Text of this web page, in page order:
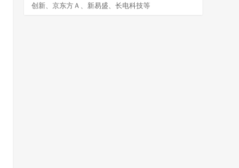
创新、京东方Ａ、新易盛、长电科技等